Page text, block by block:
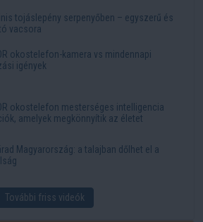
tojáslepény serpenyőben – egyszerű és
vacsora
okostelefon-kamera vs mindennapi
igények
okostelefon mesterséges intelligencia
amelyek megkönnyítik az életet
Magyarország: a talajban dőlhet el a
További friss videók